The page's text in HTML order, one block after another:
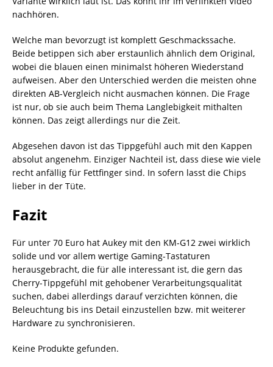
nachhören.
Welche man bevorzugt ist komplett Geschmackssache.
Beide betippen sich aber erstaunlich ähnlich dem Original,
wobei die blauen einen minimalst höheren Wiederstand
aufweisen. Aber den Unterschied werden die meisten ohne
direkten AB-Vergleich nicht ausmachen können. Die Frage
ist nur, ob sie auch beim Thema Langlebigkeit mithalten
können. Das zeigt allerdings nur die Zeit.
Abgesehen davon ist das Tippgefühl auch mit den Kappen
absolut angenehm. Einziger Nachteil ist, dass diese wie viele
recht anfällig für Fettfinger sind. In sofern lasst die Chips
lieber in der Tüte.
Fazit
Für unter 70 Euro hat Aukey mit den KM-G12 zwei wirklich
solide und vor allem wertige Gaming-Tastaturen
herausgebracht, die für alle interessant ist, die gern das
Cherry-Tippgefühl mit gehobener Verarbeitungsqualität
suchen, dabei allerdings darauf verzichten können, die
Beleuchtung bis ins Detail einzustellen bzw. mit weiterer
Hardware zu synchronisieren.
Keine Produkte gefunden.